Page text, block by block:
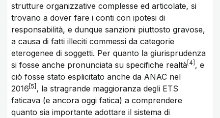
strutture organizzative complesse ed articolate, si
trovano a dover fare i conti con ipotesi di
responsabilità, e dunque sanzioni piuttosto gravose,
a causa di fatti illeciti commessi da categorie
eterogenee di soggetti. Per quanto la giurisprudenza
si fosse anche pronunciata su specifiche realtà 4 , e
ciò fosse stato esplicitato anche da ANAC nel
2016 5 , la stragrande maggioranza degli ETS
faticava (e ancora oggi fatica) a comprendere
quanto sia importante adottare il sistema di